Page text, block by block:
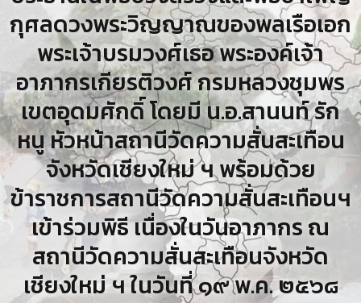
กุศลดวงพระวิญญาณของพลเรือเอก
พระเจ้าบรมวงศ์เธอ พระองค์เจ้า
อาภากรเกียรติวงศ์ กรมหลวงชุมพร
เขตอุดมศักดิ์ โดยมี น.อ.สานนท์ รัก
หนู หัวหน้าสถานีวัดความสั่นสะเทือน
จังหวัดเชียงใหม่ ฯ พร้อมด้วย
ข้าราชการสถานีวัดความสั่นสะเทือนฯ
เข้าร่วมพิธี เนื่องในวันอาภากร ณ
สถานีวัดความสั่นสะเทือนจังหวัด
เชียงใหม่ ฯ ในวันที่ ๑๙ พ.ค. ๒๕๖๘